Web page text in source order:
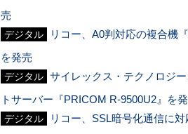
売
デジタル
リコー、A0判対応の複合機
を発売
デジタル サイレックス・テクノロジ
トサーバー『PRICOM R-9500U2』を
デジタル リコー、SSL暗号化通信に